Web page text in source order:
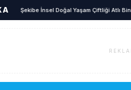
Şekibe İnsel Doğal Yaşam Çiftliği Atlı Binicilik